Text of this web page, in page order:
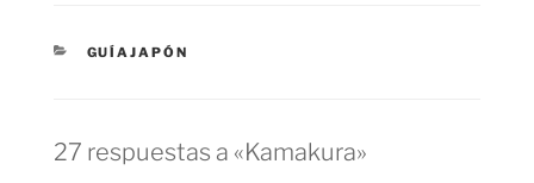
CATEGORÍAS
GUÍAJAPÓN
27 respuestas a «Kamakura»